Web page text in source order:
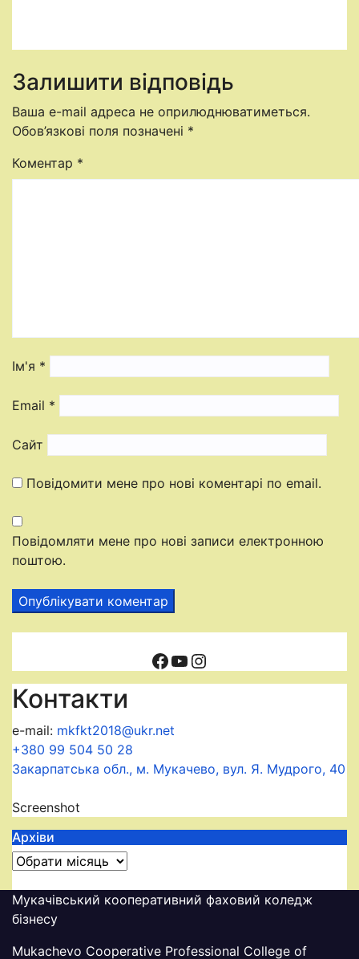
Залишити відповідь
Ваша e-mail адреса не оприлюднюватиметься.
Обов’язкові поля позначені *
Коментар *
Ім'я *
Email *
Сайт
Повідомити мене про нові коментарі по email.
Повідомляти мене про нові записи електронною
поштою.
Facebook
YouTube
Instagram
Контакти
e-mail: mkfkt2018@ukr.net
+380 99 504 50 28
Закарпатська обл., м. Мукачево, вул. Я. Мудрого, 40
Screenshot
Архіви
Архіви
Мукачівський кооперативний фаховий коледж
бізнесу
Mukachevo Cooperative Professional College of